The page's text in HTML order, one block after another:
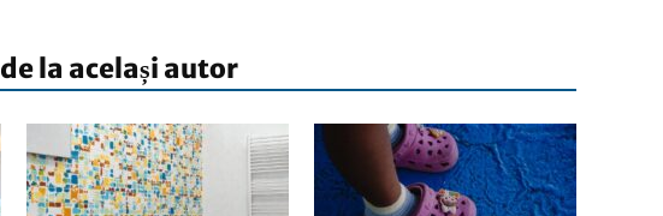
de la același autor